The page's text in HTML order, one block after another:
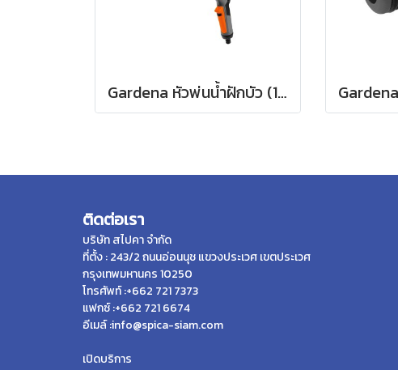
Gardena หัวพ่นน้ำฝักบัว (18330-20)
ติดต่อเรา
บริษัท สไปคา จำกัด
ที่ตั้ง : 243/2 ถนนอ่อนนุช แขวงประเวศ เขตประเวศ
กรุงเทพมหานคร 10250
โทรศัพท์ :+662 721 7373
แฟกซ์ :+662 721 6674
อีเมล์ :info@spica-siam.com
เปิดบริการ